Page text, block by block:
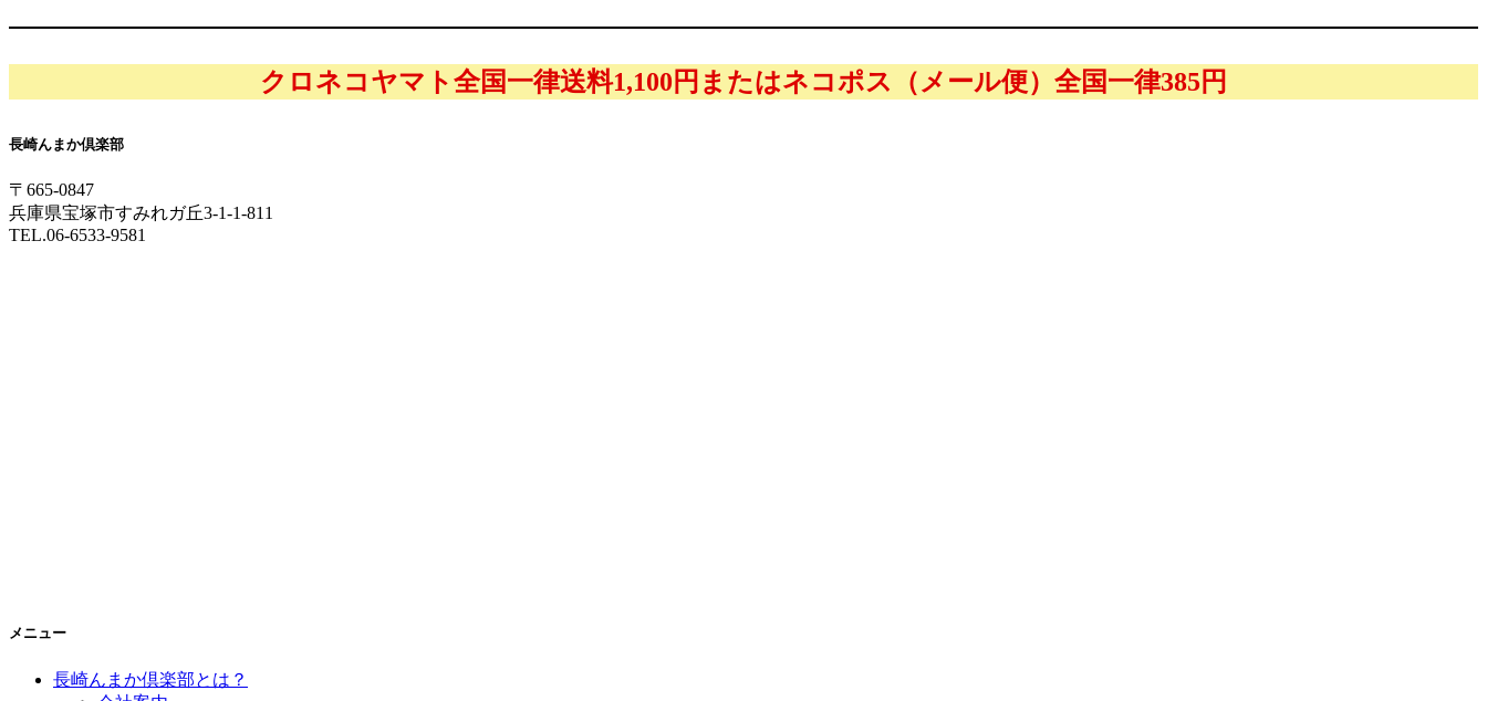
クロネコヤマト全国一律送料1,100円またはネコポス（メール便）全国一律385円
長崎んまか倶楽部
〒665-0847
兵庫県宝塚市すみれガ丘3-1-1-811
TEL.06-6533-9581
メニュー
長崎んまか倶楽部とは？